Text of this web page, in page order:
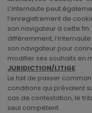
L’internaute peut
l’enregistrement de
son navigateur à cette
différemment,
son navigateur pour
modifier ses souhaits en
JURIDICTION/LITIGE
Le fait de passer
conditions qui prévalent
cas de contestation, le
seul compétent.